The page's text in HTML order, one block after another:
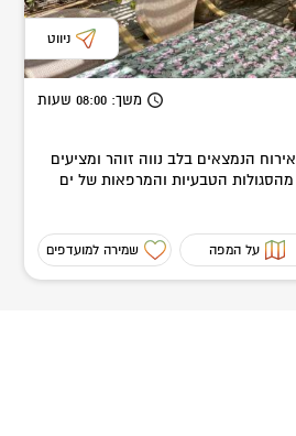
ניווט
משך: 08:00 שעות
הנמצאים בלב נווה זוהר ומציעים
הטבעיות והמרפאות של ים
על המפה שמירה למועדפים